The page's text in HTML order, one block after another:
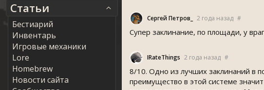
Статьи
Бестиарий
Инвентарь
Игровые механики
Lore
Homebrew
Новости сайта
Сергей Петров_ 2 года назад #
Супер заклинание, по площади, у
IRateThing 2 года назад #
8/10. Одно из лучших заклинаний в
преимущество в этой системе